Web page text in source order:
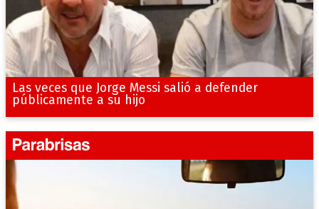
Las veces que Jorge Messi salió a defender
públicamente a su hijo